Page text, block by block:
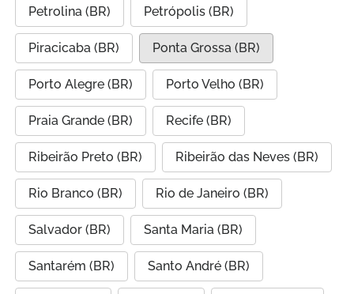
Petrolina (BR) Petrópolis (BR)
Piracicaba (BR) Ponta Grossa (BR)
Porto Alegre (BR) Porto Velho (BR)
Praia Grande (BR) Recife (BR)
Ribeirão Preto (BR) Ribeirão das Neves (BR)
Rio Branco (BR) Rio de Janeiro (BR)
Salvador (BR) Santa Maria (BR)
Santarém (BR) Santo André (BR)